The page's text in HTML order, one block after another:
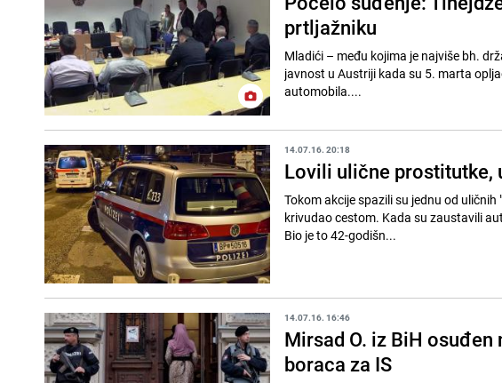
prtljažniku
Mladići – među kojima je najviše bh.
javnost u Austriji kada su 5. marta
automobila....
14.07.16. 20:18
Lovili ulične prostitutke,
Tokom akcije spazili su jednu od
krivudao cestom. Kada su zaustavili
Bio je to 42-godišn...
14.07.16. 16:46
Mirsad O. iz BiH
boraca za IS